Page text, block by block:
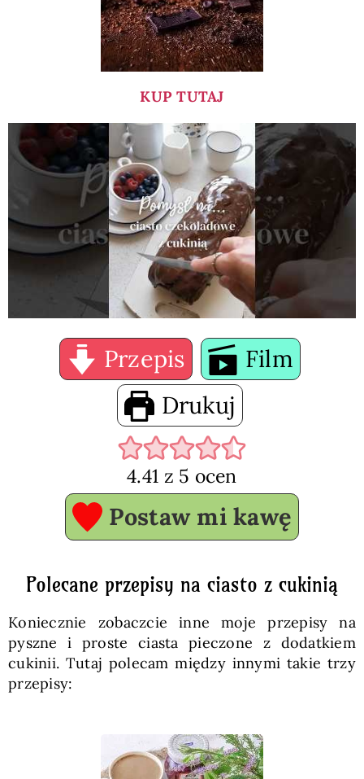
KUP TUTAJ
Przepis
Film
Drukuj
4.41 z 5 ocen
Postaw mi kawę
Polecane przepisy na ciasto z cukinią
Koniecznie zobaczcie inne moje przepisy na
pyszne i proste ciasta pieczone z dodatkiem
cukinii. Tutaj polecam między innymi takie trzy
przepisy: